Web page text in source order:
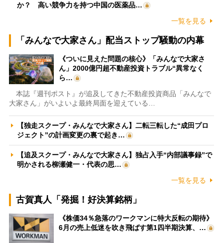
か？ 高い競争力を持つ中国の医薬品…
一覧を見る
「みんなで大家さん」配当ストップ騒動の内幕
《ついに見えた問題の核心》「みんなで大家さ
ん」2000億円超不動産投資トラブル“異常なく
ら…
本誌『週刊ポスト』が追及してきた不動産投資商品「みんなで
大家さん」がいよいよ最終局面を迎えている…
【独走スクープ・みんなで大家さん】二転三転した“成田プロ
ジェクト”の計画変更の裏で起き…
【追及スクープ・みんなで大家さん】独占入手“内部議事録”で
明かされる柳瀬健一・代表の思…
一覧を見る
古賀真人「発掘！好決算銘柄」
《株価34％急落のワークマンに特大反転の期待》
6月の売上低迷を吹き飛ばす第1四半期決算、…